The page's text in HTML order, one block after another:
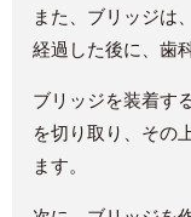
また、ブリッジは
経過した後に、歯
ブリッジを装着す
を切り取り、その
ます。